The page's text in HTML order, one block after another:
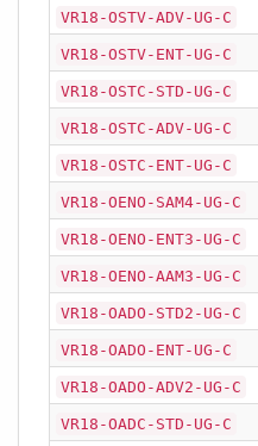
VR18-OSTV-ADV-UG-C
VR18-OSTV-ENT-UG-C
VR18-OSTC-STD-UG-C
VR18-OSTC-ADV-UG-C
VR18-OSTC-ENT-UG-C
VR18-OENO-SAM4-UG-C
VR18-OENO-ENT3-UG-C
VR18-OENO-AAM3-UG-C
VR18-OADO-STD2-UG-C
VR18-OADO-ENT-UG-C
VR18-OADO-ADV2-UG-C
VR18-OADC-STD-UG-C